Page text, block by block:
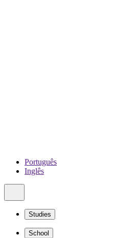
Português
Inglês
Studies
School